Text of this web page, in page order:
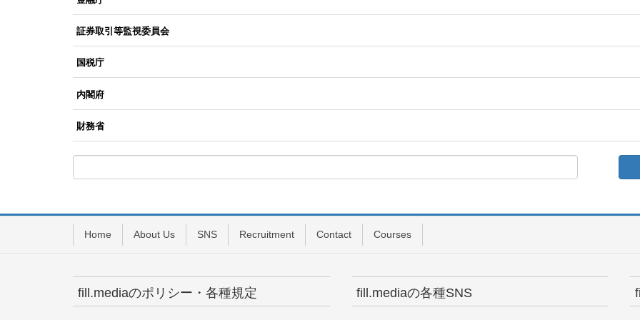
証券取引等監視委員会
国税庁
内閣府
財務省
Home About Us SNS Recruitment Contact Courses
fill.mediaのポリシー・各種規定 fill.mediaの各種SNS